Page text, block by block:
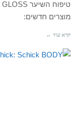
מוצרים חדשים:
קרא עוד ←